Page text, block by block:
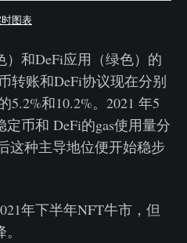
图表
和DeFi应用（绿色）的
转账和DeFi协议现在分别
5.2%和10.2%。2021 年5
币和 DeFi的gas使用量分
这种主导地位便开始稳步
年下半年NFT牛市，但